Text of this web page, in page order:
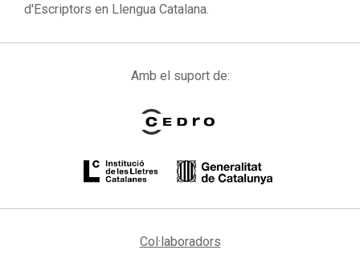
d'Escriptors en Llengua Catalana.
Amb el suport de:
Col·laboradors